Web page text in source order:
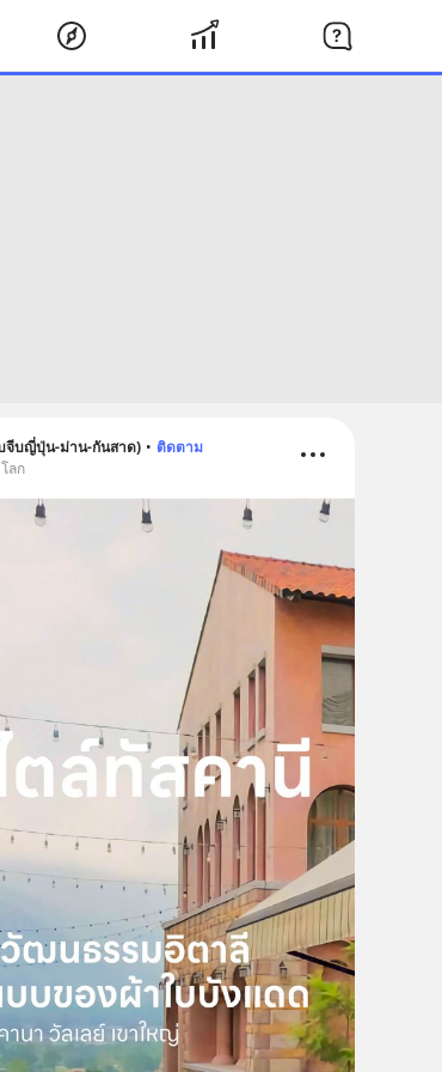
จีบญี่ปุ่น-ม่าน-กันสาด) • ติดตาม
ลก